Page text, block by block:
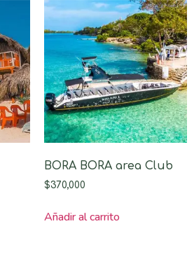
BORA BORA area Club
$370,000
Añadir al carrito